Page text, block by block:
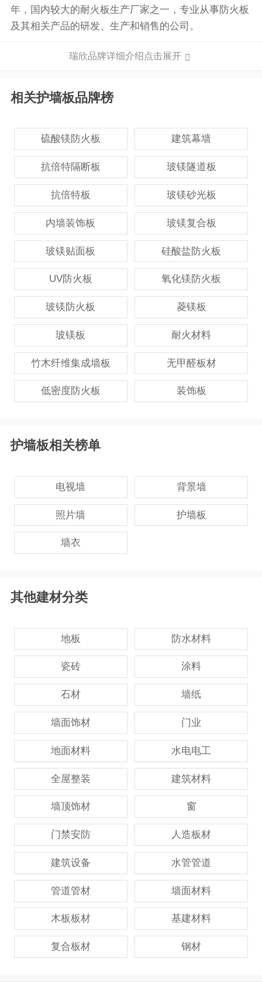
年，国内较大的耐火板生产厂家之一，专业从事防火板
及其相关产品的研发、生产和销售的公司。
瑞欣品牌详细介绍点击展开
相关护墙板品牌榜
硫酸镁防火板 建筑幕墙
抗倍特隔断板 玻镁隧道板
抗倍特板 玻镁砂光板
内墙装饰板 玻镁复合板
玻镁贴面板 硅酸盐防火板
UV防火板 氧化镁防火板
玻镁防火板 菱镁板
玻镁板 耐火材料
竹木纤维集成墙板 无甲醛板材
低密度防火板 装饰板
护墙板相关榜单
电视墙 背景墙
照片墙 护墙板
墙衣
其他建材分类
地板 防水材料
瓷砖 涂料
石材 墙纸
墙面饰材 门业
地面材料 水电电工
全屋整装 建筑材料
墙顶饰材 窗
门禁安防 人造板材
建筑设备 水管管道
管道管材 墙面材料
木板板材 基建材料
复合板材 钢材